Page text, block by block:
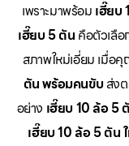
เพราะมาพร้อม เฮี๊ยบ
เฮี๊ยบ 5 ตัน คือตัวเลือ
สภาพใหม่เอี่ยม เมื่อ
ตัน พร้อมคนขับ ส่ง
อย่าง เฮี๊ยบ 10 ล้อ 5
เฮี๊ยบ 10 ล้อ 5 ตัน ใ